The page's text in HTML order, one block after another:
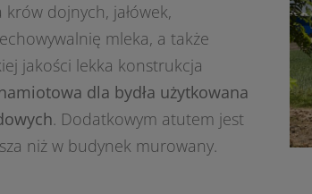
dojnych, jałówek,
mleka, a także
jakości lekka konstrukcja
dla bydła użytkowana
. Dodatkowym atutem jest
niż w budynek murowany.